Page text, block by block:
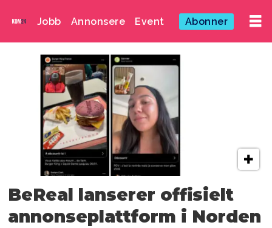
Jobb Annonsere Event Abonner
Emne:
bereal
BeReal lanserer offisielt
annonseplattform i Norden